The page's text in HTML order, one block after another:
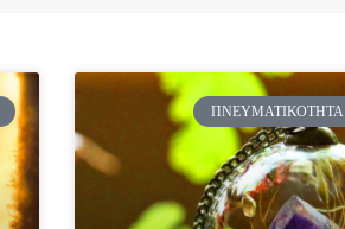
ΠΝΕΥΜΑΤΙΚΌΤΗΤΑ